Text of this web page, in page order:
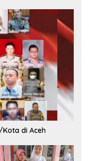
di Aceh